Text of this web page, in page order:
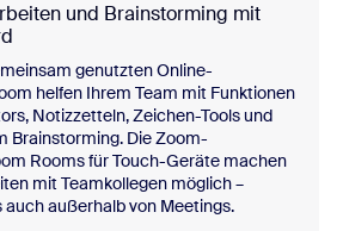
und Brainstorming mit
genutzten Online-
helfen Ihrem Team mit Funktionen
Notizzetteln, Zeichen-Tools und
Brainstorming. Die Zoom-
Rooms für Touch-Geräte machen
mit Teamkollegen möglich –
auch außerhalb von Meetings.